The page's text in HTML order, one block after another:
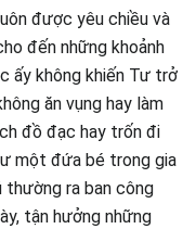
được yêu chiều và
đến những khoảnh
ấy không khiến Tư trở
ăn vụng hay làm
đồ đạc hay trốn đi
một đứa bé trong gia
thường ra ban công
tận hưởng những